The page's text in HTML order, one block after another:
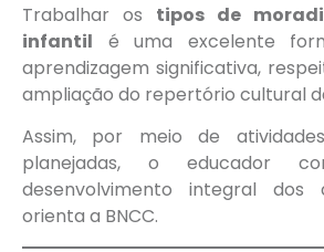
Trabalhar os tipos de
infantil é uma excelente
aprendizagem significativa,
ampliação do repertório cultural
Assim, por meio de
planejadas, o educador
desenvolvimento integral dos
orienta a BNCC.